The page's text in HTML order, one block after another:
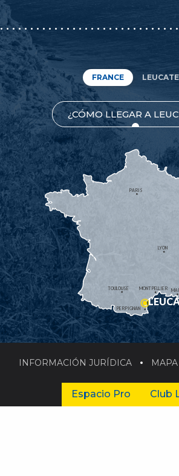
FRANCE LEUCATE
¿CÓMO LLEGAR A
MONTPELLIER
PERPIGNAN
TOULOUSE
LYON
PARIS
INFORMACIÓN JURÍDICA
Espacio Pro Club